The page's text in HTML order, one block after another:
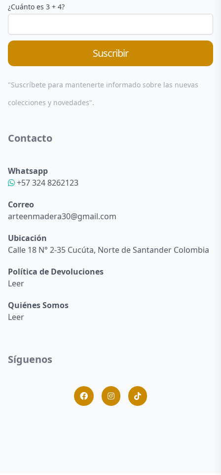
¿Cuánto es 3 + 4?
Suscribir
"Suscríbete para mantenerte informado sobre las nuevas
colecciones y novedades".
Contacto
Whatsapp
+57 324 8262123
Correo
arteenmadera30@gmail.com
Ubicación
Calle 18 N° 2-35 Cucúta, Norte de Santander Colombia
Política de Devoluciones
Leer
Quiénes Somos
Leer
Síguenos